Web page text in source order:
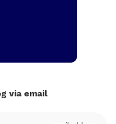
via email